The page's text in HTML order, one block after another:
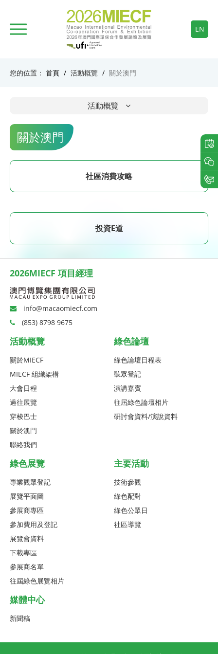
EN
您的位置： 首頁 / 活動概覽 / 關於澳門
活動概覽
關於澳門
社區消費攻略
投資E道
2026MIECF 項目經理
info@macaomiecf.com
(853) 8798 9675
活動概覽
關於MIECF
MIECF 組織架構
大會日程
過往展覽
穿梭巴士
關於澳門
聯絡我們
綠色論壇
綠色論壇日程表
聽眾登記
演講嘉賓
往屆綠色論壇相片
研討會資料/演說資料
綠色展覽
專業觀眾登記
展覽平面圖
參展商專區
參加費用及登記
展覽會資料
下載專區
參展商名單
往屆綠色展覽相片
主要活動
技術參觀
綠色配對
綠色公眾日
社區導覽
媒體中心
新聞稿